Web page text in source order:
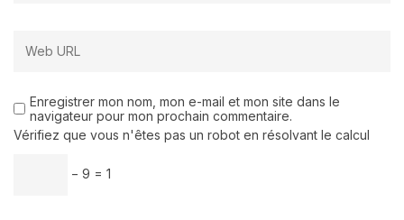
Enregistrer mon nom, mon e-mail et mon site dans le
navigateur pour mon prochain commentaire.
Vérifiez que vous n'êtes pas un robot en résolvant le calcul
− 9 = 1